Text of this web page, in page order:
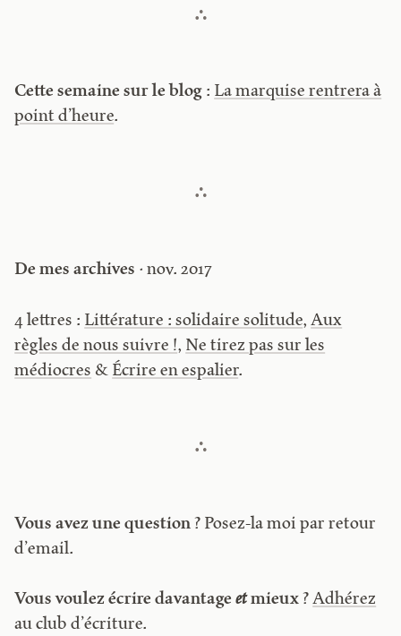
Cette semaine sur le blog : La marquise rentrera à
point d’heure.
De mes archives · nov. 2017
4 lettres : Littérature : solidaire solitude,Aux
règles de nous suivre !, Ne tirez pas sur les
médiocres & Écrire en espalier.
Vous avez une question ? Posez-la moi par retour
d’email.
Vous voulez écrire davantageetmieux ?Adhérez
au club d’écriture.